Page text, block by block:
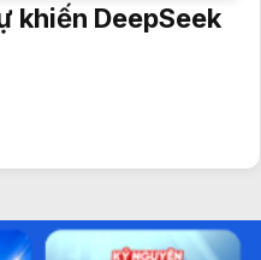
khiến DeepSeek